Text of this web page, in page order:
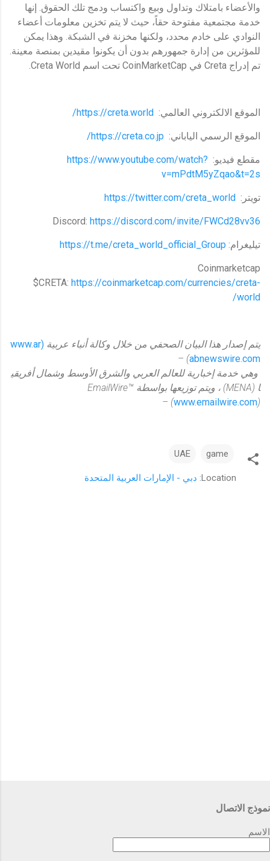
والأعضاء بامتلاك وتداول وبيع واكتساب ودمج تلك الحقوق. إنها
خدمة مجتمعية مفتوحة حقاً، حيث لا يتم تخزين معلومات أعضاء
النوادي على خادم محدد، ولكنها مخزنة في الشبكة. وهذا يمكن
للمؤثرين من إدارة جمهورهم بدون أن يكونوا مقيدين بمنصة معينة.
تم إدراج Creta في CoinMarketCap تحت اسم Creta World.
الموقع الالكتروني العالمي: https://creta.world/
الموقع الرسمي الياباني: https://creta.co.jp/
مقطع فيديو: https://www.youtube.com/watch?
v=mPdtM5yZqao&t=2s
تويتر: https://twitter.com/creta_world
Discord: https://discord.com/invite/FWCd28vv36
تيليغرام: https://t.me/creta_world_official_Group
Coinmarketcap
$CRETA: https://coinmarketcap.com/currencies/creta-
world/
يتم إصدار هذا البيان الصحفي من خلال وكالة أنباء عربية (www.ar
abnewswire.com
) –
وهي خدمة إخبارية للعالم العربي والشرق الأوسط وشمال أفريقي
ا (MENA) ، ويتم توزيعها بواسطة EmailWire™
(www.emailwire.com) –
game
UAE
Location: دبي - الإمارات العربية المتحدة
نموذج الاتصال
الاسم